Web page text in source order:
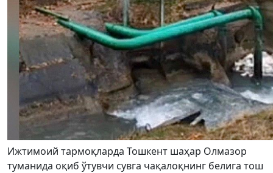
Ижтимоий тармоқларда Тошкент шаҳар Олмазор
туманида оқиб ўтувчи сувга чақалоқнинг белига тош